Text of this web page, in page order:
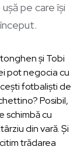
pe care își
și Tobi
pot negocia cu
fotbaliști de
Posibil,
schimbă cu
din vară. Și
trădarea